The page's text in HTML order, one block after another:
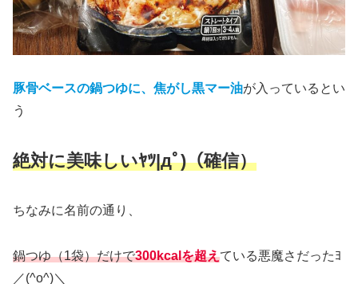
豚骨ベースの鍋つゆに、焦がし黒マー油が入っているとい
う
絶対に美味しいﾔﾂ|дﾟ)（確信）
ちなみに名前の通り、
鍋つゆ（1袋）だけで300kcalを超えている悪魔さだったﾖ
／(^o^)＼